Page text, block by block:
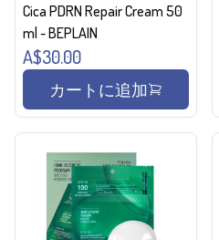
Cica PDRN Repair Cream 50
ml - BEPLAIN
A$30.00
カートに追加